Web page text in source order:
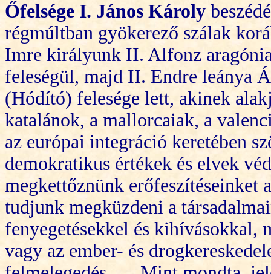
Őfelsége I. János Károly
régmúltban gyökerező szálak
Imre királyunk II. Alfonz
feleségül, majd II. Endre leánya
(Hódító) felesége lett, akinek
katalánok, a mallorcaiak, a
az európai integráció keretében
demokratikus értékek és elvek
megkettőznünk erőfeszítéseinket
tudjunk megküzdeni a
fenyegetésekkel és kihívásokkal,
vagy az ember- és